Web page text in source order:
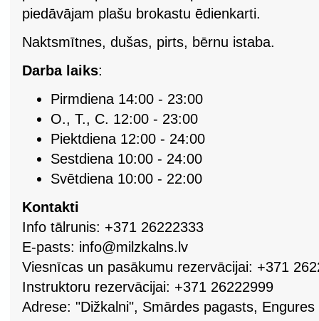
piedāvājam plašu brokastu ēdienkarti.
Naktsmītnes, dušas, pirts, bērnu istaba.
Darba laiks:
Pirmdiena 14:00 - 23:00
O., T., C. 12:00 - 23:00
Piektdiena 12:00 - 24:00
Sestdiena 10:00 - 24:00
Svētdiena 10:00 - 22:00
Kontakti
Info tālrunis: +371 26222333
E-pasts: info@milzkalns.lv
Viesnīcas un pasākumu rezervācijai: +371
Instruktoru rezervācijai: +371 26222999
Adrese: "Dižkalni", Smārdes pagasts,